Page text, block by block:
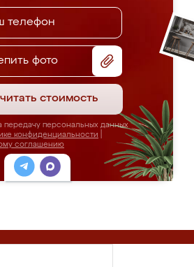
фото
стоимость
передачу персональных данных
конфиденциальности
соглашению